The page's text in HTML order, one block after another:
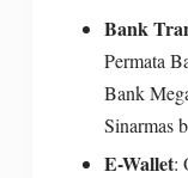
Bank
Permata
Bank
Sinarmas
E-Wallet: